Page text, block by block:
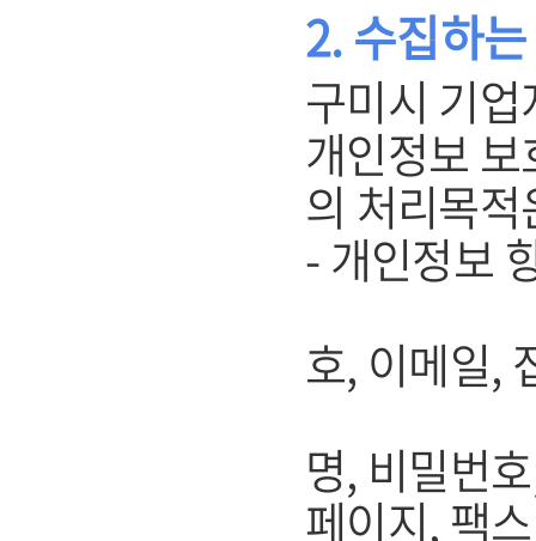
2. 수집하
구미시 기
개인정보
의 처리목
- 개인정보
호, 이메일,
명, 비밀번
페이지, 팩